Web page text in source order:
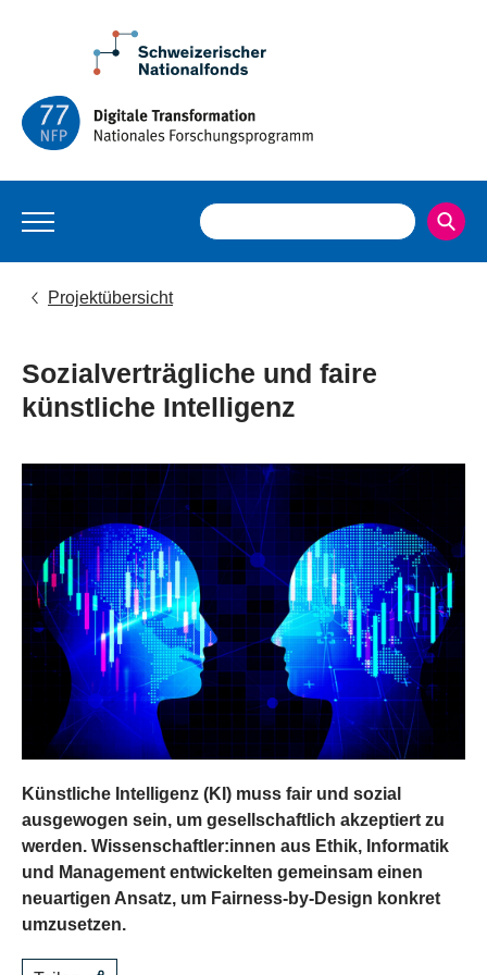
Projektübersicht
Sozialverträgliche und faire
künstliche Intelligenz
Künstliche Intelligenz (KI) muss fair und sozial
ausgewogen sein, um gesellschaftlich akzeptiert zu
werden. Wissenschaftler:innen aus Ethik, Informatik
und Management entwickelten gemeinsam einen
neuartigen Ansatz, um Fairness-by-Design konkret
umzusetzen.